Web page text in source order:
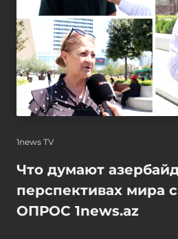
1news TV
Что думают
перспективах мира
ОПРОС 1news.az